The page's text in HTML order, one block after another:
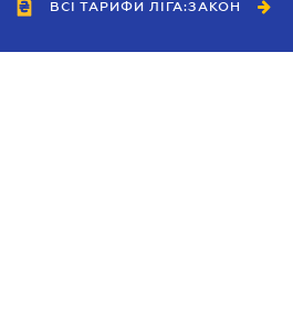
ВСІ ТАРИФИ ЛІГА:ЗАКОН